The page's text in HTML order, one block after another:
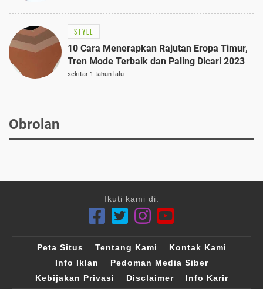
STYLE
10 Cara Menerapkan Rajutan Eropa Timur,
Tren Mode Terbaik dan Paling Dicari 2023
sekitar 1 tahun lalu
Obrolan
Ikuti kami di:
Peta Situs Tentang Kami
Kontak Kami
Info Iklan
Pedoman Media Siber
Kebijakan Privasi
Disclaimer Info Karir